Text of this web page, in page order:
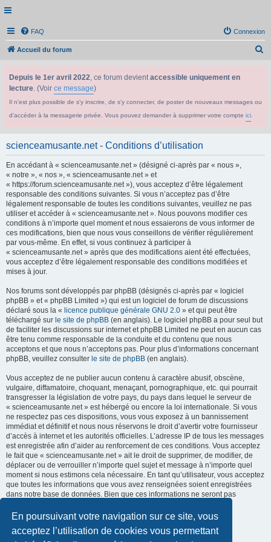
En poursuivant votre navigation sur ce site, vous
acceptez l’utilisation de cookies vous permettant
FAQ Connexion
Accueil du forum
Depuis le 1er avril 2022, ce forum devientaccessible uniquement en
lecture. (Voir ce message)
Il n'est plus possible de s'y inscrire, de s'y connecter, de poster de nouveaux messages ou
d'accéder à la messagerie privée. Vous pouvez demander à supprimer votre compte ici
scienceamusante.net - Conditions d’utilisation
En accédant à « scienceamusante.net » (désigné ci-après par « nous »,
« notre », « nos », « scienceamusante.net » et
« https://forum.scienceamusante.net »), vous acceptez d’être légalement
responsable des conditions suivantes. Si vous n’acceptez pas d’être
légalement responsable de toutes les conditions suivantes, veuillez ne pas
utiliser et accéder à « scienceamusante.net ». Nous pouvons modifier ces
conditions à n’importe quel moment et nous essaierons de vous informer de
ces modifications, bien que nous vous conseillons de vérifier régulièrement
par vous-même. En effet, si vous continuez à participer à
« scienceamusante.net » après que des modifications aient été effectuées,
vous acceptez d’être légalement responsable des conditions modifiées et
mises à jour.
Nos forums sont développés par phpBB (désignés ci-après par « logiciel
phpBB » et « phpBB Limited ») qui est un logiciel de forum de discussions
déclaré sous la « licence publique générale GNU 2.0 » et qui peut être
téléchargé sur le site de phpBB (en anglais). Le logiciel phpBB a pour seul but
de faciliter les discussions sur internet et phpBB Limited ne peut en aucun cas
être tenu comme responsable de la conduite et du contenu que nous
acceptons et que nous n’acceptons pas. Pour plus d’informations concernant
phpBB, veuillez consulter le site de phpBB (en anglais).
Vous acceptez de ne publier aucun contenu à caractère abusif, obscène,
vulgaire, diffamatoire, choquant, menaçant, pornographique, etc. qui pourrait
transgresser la législation de votre pays, du pays dans lequel le serveur de
« scienceamusante.net » est hébergé ou encore la loi internationale. Si vous
ne respectez pas ces dispositions, vous vous exposez à un bannissement
immédiat et définitif et nous nous réservons le droit d’avertir votre fournisseur
d’accès à internet et les autorités officielles. L’adresse IP de tous les messages
est enregistrée afin d’aider au renforcement de ces conditions. Vous acceptez
le fait que « scienceamusante.net » ait le droit de supprimer, de modifier, de
déplacer ou de verrouiller n’importe quel sujet et message à n’importe quel
moment si nous estimons cela nécessaire. En tant qu’utilisateur, vous acceptez
que toutes les informations que vous avez renseignées soient enregistrées
dans notre base de données. Bien que ces informations ne seront pas
« scienceamusante.net », ni phpBB, ne pourront être tenus comme
responsables en cas de tentative de piratage informatique visant à
compromettre vos données.